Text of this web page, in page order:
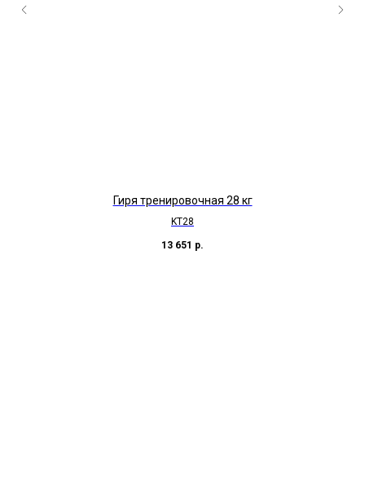
Гиря тренировочная 28 кг
KT28
13 651 р.